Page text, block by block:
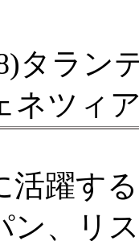
ランテ
ネツィ
躍す
ン、リ